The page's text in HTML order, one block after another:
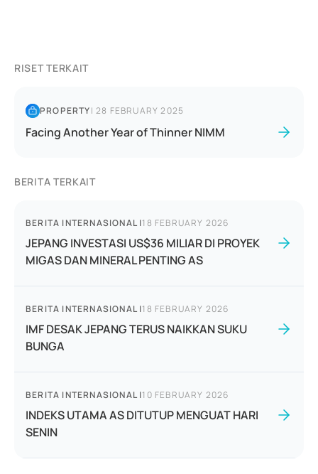
RISET TERKAIT
PROPERTY|28 FEBRUARY 2025
Facing Another Year of Thinner NIMM
BERITA TERKAIT
BERITA INTERNASIONAL |18 FEBRUARY 2026
JEPANG INVESTASI US$36 MILIAR DI PROYEK
MIGAS DAN MINERAL PENTING AS
BERITA INTERNASIONAL |18 FEBRUARY 2026
IMF DESAK JEPANG TERUS NAIKKAN SUKU
BUNGA
BERITA INTERNASIONAL |10 FEBRUARY 2026
INDEKS UTAMA AS DITUTUP MENGUAT HARI
SENIN